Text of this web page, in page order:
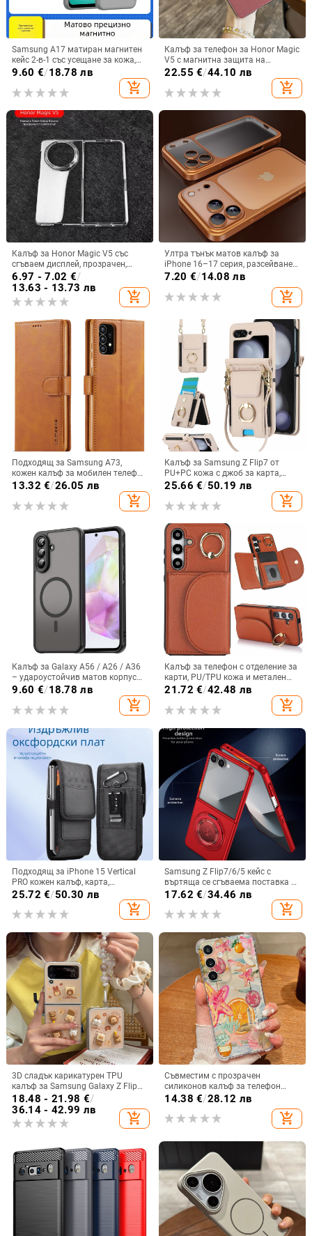
Samsung A17 матиран магнитен
кейс 2-в-1 със усещане за кожа,
удароустойчива обвивка от
червено, лилаво, синьо, черно
9.60 €/18.78 лв
add_shopping_cart
Калъф за телефон за Honor Magic
V5 с магнитна защита на
централната ос, пълна защита на
електроплатиране, защита срещу
22.55 €/44.10 лв
add_shopping_cart
Калъф за Honor Magic V5 със
сгъваем дисплей, прозрачен,
лъскав, PC материал
6.97 - 7.02 €/
13.63 - 13.73 лв
add_shopping_cart
Ултра тънък матов калъф за
iPhone 16–17 серия, разсейване
на топлината, пълно покритие,
удароустойчив и устойчив на
отпечатъци
7.20 €/14.08 лв
add_shopping_cart
Подходящ за Samsung A73,
кожен калъф за мобилен телефон
A36/A16, калъф за мобилен
телефон A26/A56, флип калъф,
защитен калъф, невидима скоба.
13.32 €/26.05 лв
add_shopping_cart
Калъф за Samsung Z Flip7 от
PU+PC кожа с джоб за карта,
пръстен за държане, еластичен
държач за карти и кръстосана
презрамка
25.66 €/50.19 лв
add_shopping_cart
Калъф за Galaxy A56 / A26 / A36
– удароустойчив матов корпус
от PC+TPU с текстура на кожа
9.60 €/18.78 лв
add_shopping_cart
Калъф за телефон с отделение за
карти, PU/TPU кожа и метален
пръстен; ръчна изработка,
против изпускане, за Samsung
21.72 €/42.48 лв
add_shopping_cart
Подходящ за iPhone 15 Vertical
PRO кожен калъф, карта,
оксфордски плат, найлонов плат,
мобилен телефон
25.72 €/50.30 лв
add_shopping_cart
Samsung Z Flip7/6/5 кейс с
въртяща се сгъваема поставка и
магнитна скоба, 360° въртене,
поликарбонатен корпус
17.62 €/34.46 лв
add_shopping_cart
3D сладък карикатурен TPU
калъф за Samsung Galaxy Z Flip
6/3/4, защита срещу изпускане,
корейски стил
18.48 - 21.98 €/
36.14 - 42.99 лв
add_shopping_cart
Съвместим с прозрачен
силиконов калъф за телефон
Samsung S25 Ultra,
персонализиран рисуван дизайн
за S24 FE и защитен калъф A55
14.38 €/28.12 лв
add_shopping_cart